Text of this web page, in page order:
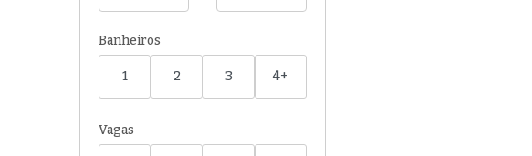
Banheiros
1 2 3 4+
Vagas